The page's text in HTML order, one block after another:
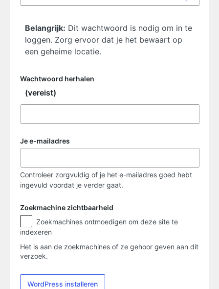
Belangrijk: Dit wachtwoord is nodig om in te
loggen. Zorg ervoor dat je het bewaart op
een geheime locatie.
Wachtwoord herhalen
(vereist)
Je e-mailadres
Controleer zorgvuldig of je het e-mailadres goed hebt
ingevuld voordat je verder gaat.
Zoekmachine zichtbaarheid
Zoekmachine
zichtbaarheid
indexeren
Het is aan de zoekmachines of ze gehoor geven aan dit
verzoek.